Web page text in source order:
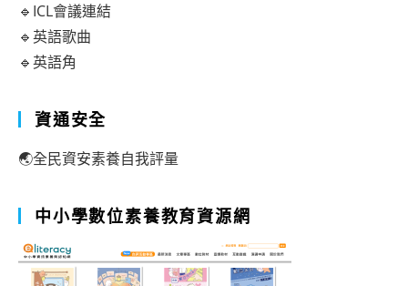
🔹ICL會議連結
🔹英語歌曲
🔹英語角
資通安全
🌏全民資安素養自我評量
中小學數位素養教育資源網